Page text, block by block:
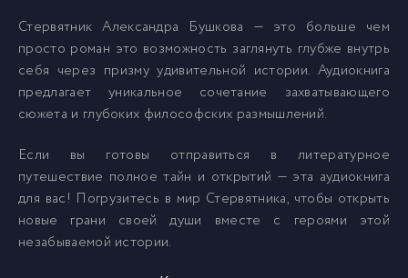
36 0036_Стервятник
39 0039_Стервятник
40 0040_Стервятник
Стервятник Александра Бушкова — это больше чем
просто роман это возможность заглянуть глубже внутрь
себя через призму удивительной истории. Аудиокнига
предлагает уникальное сочетание захватывающего
сюжета и глубоких философских размышлений.
Если вы готовы отправиться в литературное
путешествие полное тайн и открытий — эта аудиокнига
для вас! Погрузитесь в мир Стервятника, чтобы открыть
новые грани своей души вместе с героями этой
незабываемой истории.